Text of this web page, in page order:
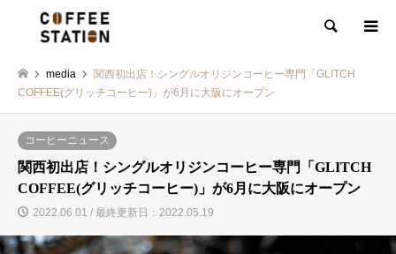
検索
media
関西初出店！シングルオリジンコーヒー専門「GLITCH
COFFEE(グリッチコーヒー)」が6月に大阪にオープン
コーヒーニュース
関西初出店！シングルオリジンコーヒー専門「GLITCH
COFFEE(グリッチコーヒー)」が6月に大阪にオープン
2022.06.01 / 最終更新日：2022.05.19